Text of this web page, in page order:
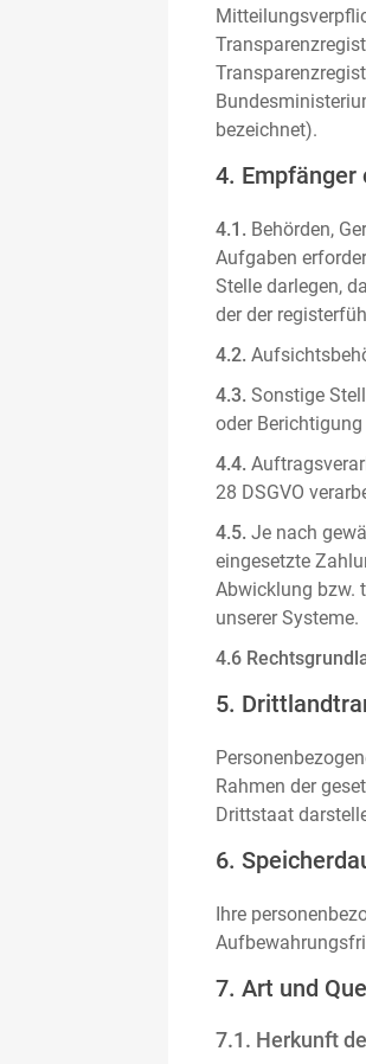
bezeichnet).
4. Empfänger
4.1. Behörden,
Aufgaben
Stelle darlegen,
der der
4.2.
4.3. Sonstige
oder
4.4.
28 DSGVO
4.5. Je nach
eingesetzte
Abwicklung bzw.
unserer Systeme.
4.6
5.
Rahmen der
Drittstaat
6.
Ihre
7. Art und
7.1. Herkunft